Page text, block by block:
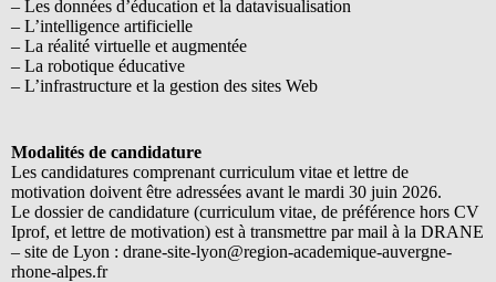
– Les données d’éducation et la datavisualisation
– L’intelligence artificielle
– La réalité virtuelle et augmentée
– La robotique éducative
– L’infrastructure et la gestion des sites Web
Modalités de candidature
Les candidatures comprenant curriculum vitae et lettre de
motivation doivent être adressées avant le mardi 30 juin 2026.
Le dossier de candidature (curriculum vitae, de préférence hors CV
Iprof, et lettre de motivation) est à transmettre par mail à la DRANE
– site de Lyon : drane-site-lyon@region-academique-auvergne-
rhone-alpes.fr